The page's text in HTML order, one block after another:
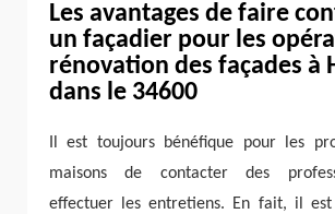
Les avantages de faire
un façadier pour les
rénovation des façades à
dans le 34600
Il est toujours bénéfique pour les
maisons de contacter des
effectuer les entretiens. En fait, il est